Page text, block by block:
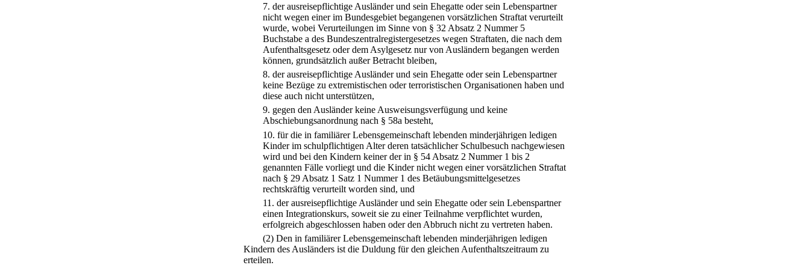
7. der ausreisepflichtige Ausländer und sein Ehegatte oder sein Lebenspartner
nicht wegen einer im Bundesgebiet begangenen vorsätzlichen Straftat verurteilt
wurde, wobei Verurteilungen im Sinne von § 32 Absatz 2 Nummer 5
Buchstabe a des Bundeszentralregistergesetzes wegen Straftaten, die nach dem
Aufenthaltsgesetz oder dem Asylgesetz nur von Ausländern begangen werden
können, grundsätzlich außer Betracht bleiben,
8. der ausreisepflichtige Ausländer und sein Ehegatte oder sein Lebenspartner
keine Bezüge zu extremistischen oder terroristischen Organisationen haben und
diese auch nicht unterstützen,
9. gegen den Ausländer keine Ausweisungsverfügung und keine
Abschiebungsanordnung nach § 58a besteht,
10. für die in familiärer Lebensgemeinschaft lebenden minderjährigen ledigen
Kinder im schulpflichtigen Alter deren tatsächlicher Schulbesuch nachgewiesen
wird und bei den Kindern keiner der in § 54 Absatz 2 Nummer 1 bis 2
genannten Fälle vorliegt und die Kinder nicht wegen einer vorsätzlichen Straftat
nach § 29 Absatz 1 Satz 1 Nummer 1 des Betäubungsmittelgesetzes
rechtskräftig verurteilt worden sind, und
11. der ausreisepflichtige Ausländer und sein Ehegatte oder sein Lebenspartner
einen Integrationskurs, soweit sie zu einer Teilnahme verpflichtet wurden,
erfolgreich abgeschlossen haben oder den Abbruch nicht zu vertreten haben.
(2) Den in familiärer Lebensgemeinschaft lebenden minderjährigen ledigen
Kindern des Ausländers ist die Duldung für den gleichen Aufenthaltszeitraum zu
erteilen.